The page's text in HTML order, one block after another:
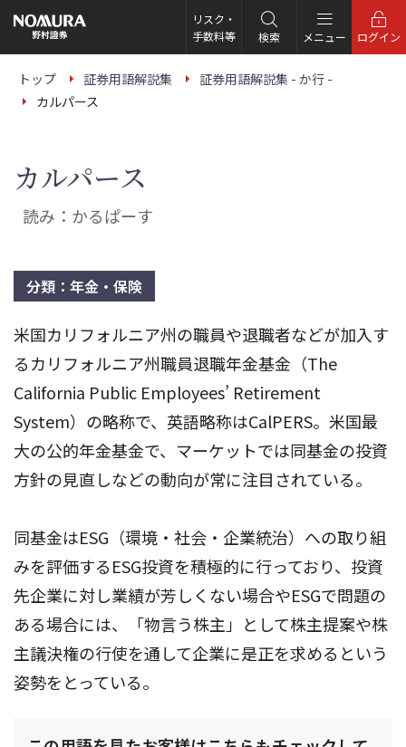
の
ー
リスク・
手数料等
検索 メニュー ログイン
トップ 証券用語解説集
証券用語解説集 - か行 -
カルパース
カルパース
読み：かるぱーす
分類：年金・保険
米国カリフォルニア州の職員や退職者などが加入す
るカリフォルニア州職員退職年金基金（The
California Public Employees’ Retirement
System）の略称で、英語略称はCalPERS。米国最
大の公的年金基金で、マーケットでは同基金の投資
方針の見直しなどの動向が常に注目されている。
同基金はESG（環境・社会・企業統治）への取り組
みを評価するESG投資を積極的に行っており、投資
先企業に対し業績が芳しくない場合やESGで問題の
ある場合には、「物言う株主」として株主提案や株
主議決権の行使を通して企業に是正を求めるという
姿勢をとっている。